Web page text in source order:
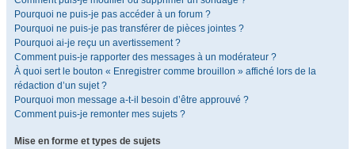
Pourquoi ne puis-je pas accéder à un forum ?
Pourquoi ne puis-je pas transférer de pièces jointes ?
Pourquoi ai-je reçu un avertissement ?
Comment puis-je rapporter des messages à un modérateur ?
À quoi sert le bouton « Enregistrer comme brouillon » affiché lors de la
rédaction d’un sujet ?
Pourquoi mon message a-t-il besoin d’être approuvé ?
Comment puis-je remonter mes sujets ?
Mise en forme et types de sujets